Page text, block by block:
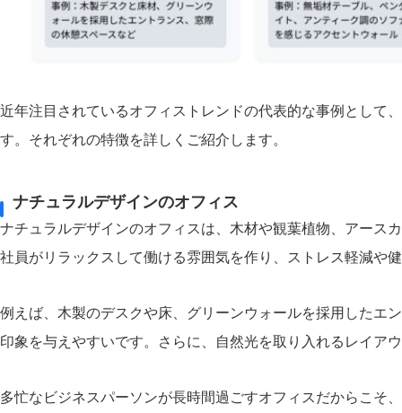
近年注目されているオフィストレンドの代表的な事例として
す。それぞれの特徴を詳しくご紹介します。
ナチュラルデザインのオフィス
ナチュラルデザインのオフィスは、木材や観葉植物、アース
社員がリラックスして働ける雰囲気を作り、ストレス軽減や
例えば、木製のデスクや床、グリーンウォールを採用したエ
印象を与えやすいです。さらに、自然光を取り入れるレイア
多忙なビジネスパーソンが長時間過ごすオフィスだからこそ